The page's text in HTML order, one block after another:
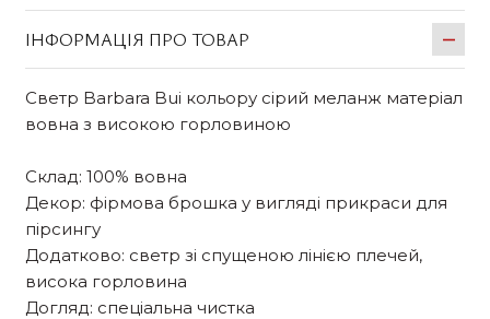
ІНФОРМАЦІЯ ПРО ТОВАР
Светр Barbara Bui кольору сірий меланж матеріал
вовна з високою горловиною
Склад: 100% вовна
Декор: фірмова брошка у вигляді прикраси для
пірсингу
Додатково: светр зі спущеною лінією плечей,
висока горловина
Догляд: спеціальна чистка